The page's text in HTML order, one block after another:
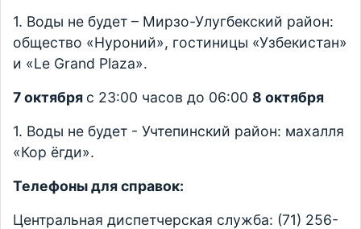
1. Воды не будет – Мирзо-Улугбекский район:
общество «Нуроний», гостиницы «Узбекистан»
и «Le Grand Plaza».
7 октября с 23:00 часов до 06:00 8 октября
1. Воды не будет - Учтепинский район: махалля
«Кор ёгди».
Телефоны для справок:
Центральная диспетчерская служба: (71) 256-